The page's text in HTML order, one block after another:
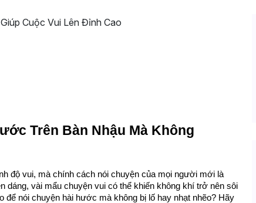
Bàn Nhậu Giúp Cuộc Vui Lên Đỉnh Cao
Trên Bàn Nhậu Mà Không
độ vui, mà chính cách nói chuyện của mọi người mới là
dáng, vài mẩu chuyện vui có thể khiến không khí trở nên sôi
nói chuyện hài hước mà không bị lố hay nhạt nhẽo? Hãy